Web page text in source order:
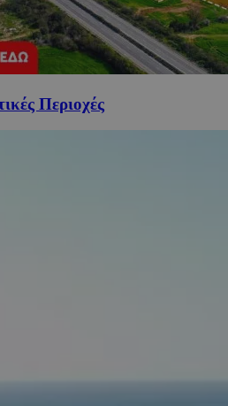
Περιοχές